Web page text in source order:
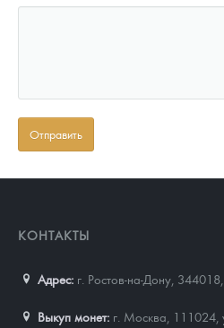
КОНТАКТЫ
Адрес: г. Ростов-на-Дону, 344018
Выкуп монет: г. Москва, 111024,